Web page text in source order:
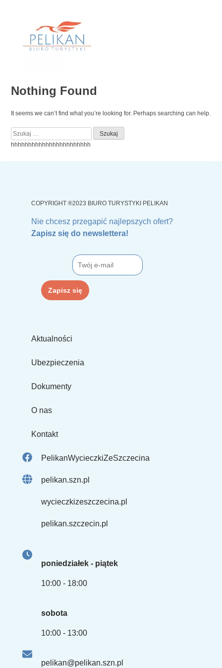
Nothing Found
It seems we can’t find what you’re looking for. Perhaps searching can help.
Szukaj:
hhhhhhhhhhhhhhhhhhhhhhh
Nie chcesz przegapić najlepszych ofert?
Zapisz się do newslettera!
COPYRIGHT ®2023 BIURO TURYSTYKI PELIKAN
Aktualności
Ubezpieczenia
Dokumenty
O nas
Kontakt
PelikanWycieczkiZeSzczecina
pelikan.szn.pl
wycieczkizeszczecina.pl
pelikan.szczecin.pl
poniedziałek - piątek
10:00 - 18:00
sobota
10:00 - 13:00
pelikan@pelikan.szn.pl